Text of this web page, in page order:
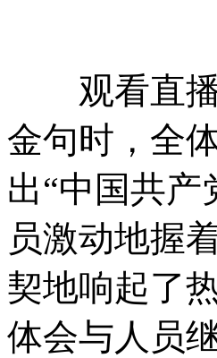
观看直播
金句时，全
出“中国共
员激动地握
契地响起了
体会与人员